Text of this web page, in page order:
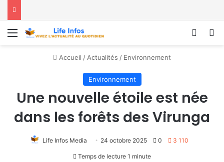
Menu
Accueil / Actualités / Environnement
Environnement
Une nouvelle étoile est née
dans les forêts des Virunga
Life Infos Media 24 octobre 2025 0 3 110
Temps de lecture 1 minute